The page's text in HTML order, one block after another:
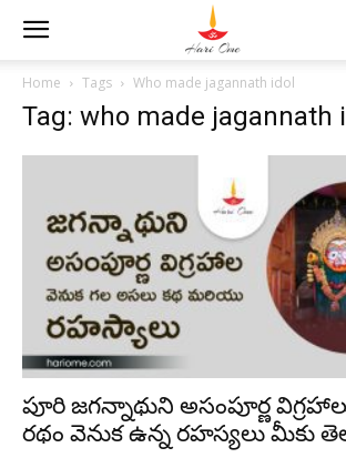
Home Tags Who made jagannath idol
Tag: who made jagannath
పూరి జగన్నాథుని అసంపూర్ణ
రథం వెనుక ఉన్న రహస్యలు మీకు